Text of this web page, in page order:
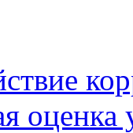
оценка